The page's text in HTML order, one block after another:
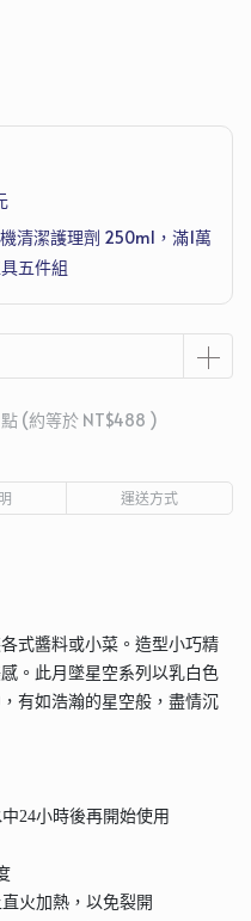
清潔護理劑 250ml，滿1萬
五件組
點 (約等於 NT$488 )
運送方式
式醬料或小菜。造型小巧精
。此月墜星空系列以乳白色
有如浩瀚的星空般，盡情沉
24小時後再開始使用
火加熱，以免裂開